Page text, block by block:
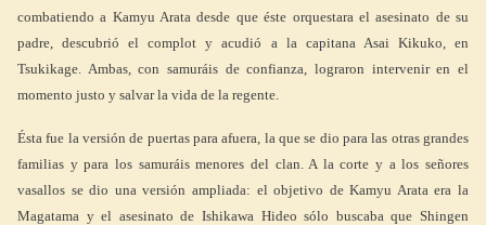
combatiendo a Kamyu Arata desde que éste orquestara el asesinato de su
padre, descubrió el complot y acudió a la capitana Asai Kikuko, en
Tsukikage. Ambas, con samuráis de confianza, lograron intervenir en el
momento justo y salvar la vida de la regente.
Ésta fue la versión de puertas para afuera, la que se dio para las otras grandes
familias y para los samuráis menores del clan. A la corte y a los señores
vasallos se dio una versión ampliada: el objetivo de Kamyu Arata era la
Magatama y el asesinato de Ishikawa Hideo sólo buscaba que Shingen